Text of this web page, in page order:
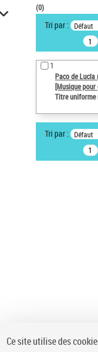
VOTRE RECHERCHE
Recherche
notices d’autorité
Œuvres liées à
Paco de Lucía
Type de notice
Type de notice
(0)
Tri par : Défaut
1
Paco de
[Musique
Titre uniforme
Tri par : Défaut
Ce site utilise des